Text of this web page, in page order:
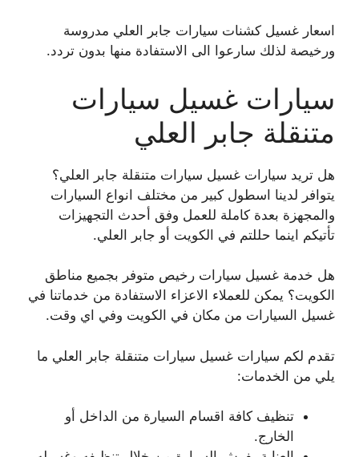
اسعار غسيل كشنات سيارات جابر العلي مدروسة
ورخيصة لذلك سارعوا الى الاستفادة منها بدون تردد.
سيارات غسيل سيارات
متنقلة جابر العلي
هل تريد سيارات غسيل سيارات متنقلة جابر العلي؟
يتوافر لدينا اسطول كبير من مختلف انواع السيارات
والمجهزة بعدة كاملة للعمل وفق أحدث التجهيزات
تأتيكم اينما حللتم في الكويت أو جابر العلي.
هل خدمة غسيل سيارات رخيص متوفر بجميع مناطق
الكويت؟ يمكن للعملاء الاعزاء الاستفادة من خدماتنا في
غسيل السيارات من مكان في الكويت وفي اي وقت.
تقدم لكم سيارات غسيل سيارات متنقلة جابر العلي ما
يلي من الخدمات:
تنظيف كافة اقسام السيارة من الداخل أو
الخارج.